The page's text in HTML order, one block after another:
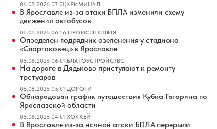
06.08.2026 07:01|КРИМИНАЛ
В Ярославле из-за атаки БПЛА изменили схему
движения автобусов
06.08.2026 06:26|ПРОИСШЕСТВИЯ
Определен подрядчик озеленения у стадиона
«Спартаковец» в Ярославле
06.08.2026 06:01|БЛАГОУСТРОЙСТВО
На дороге в Дядьково приступают к ремонту
тротуаров
06.08.2026 05:01|ДОРОГИ
Обнародован график путешествия Кубка Гагарина по
Ярославской области
06.08.2026 04:01|ХОККЕЙ
В Ярославле из-за ночной атаки БПЛА перерыли